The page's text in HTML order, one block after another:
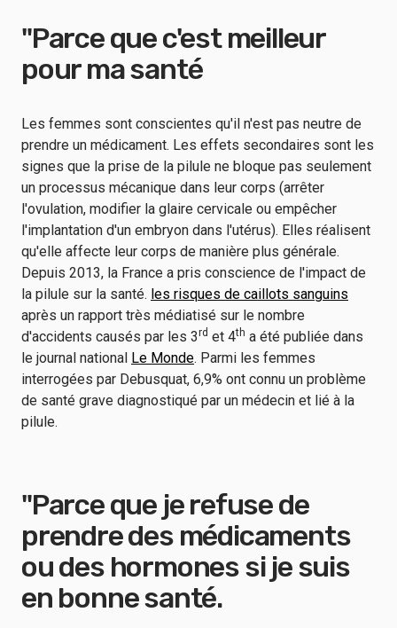
"Parce que c'est meilleur
pour ma santé
Les femmes sont conscientes qu'il n'est pas neutre de
prendre un médicament. Les effets secondaires sont les
signes que la prise de la pilule ne bloque pas seulement
un processus mécanique dans leur corps (arrêter
l'ovulation, modifier la glaire cervicale ou empêcher
l'implantation d'un embryon dans l'utérus). Elles réalisent
qu'elle affecte leur corps de manière plus générale.
Depuis 2013, la France a pris conscience de l'impact de
la pilule sur la santé. les risques de caillots sanguins
après un rapport très médiatisé sur le nombre
d'accidents causés par les 3rd et 4th a été publiée dans
le journal national Le Monde. Parmi les femmes
interrogées par Debusquat, 6,9% ont connu un problème
de santé grave diagnostiqué par un médecin et lié à la
pilule.
"Parce que je refuse de
prendre des médicaments
ou des hormones si je suis
en bonne santé.